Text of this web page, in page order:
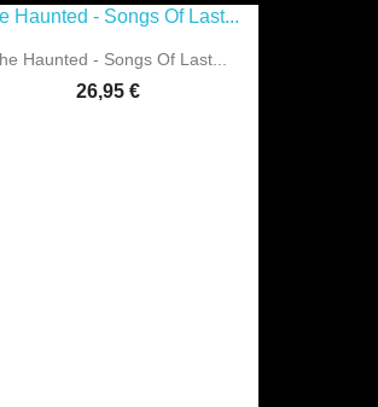
Haunted - Songs Of Last...
26,95 €